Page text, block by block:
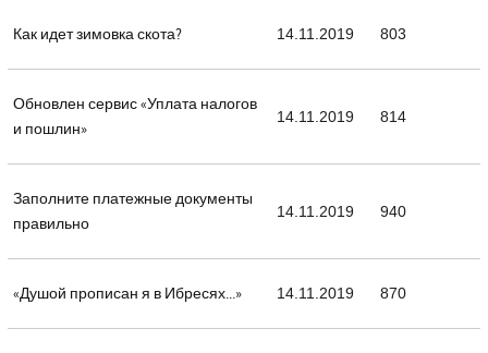
Как идет зимовка скота? 14.11.2019 803
Обновлен сервис «Уплата налогов
и пошлин»
14.11.2019 814
Заполните платежные документы
правильно
14.11.2019 940
«Душой прописан я в Ибресях...» 14.11.2019 870